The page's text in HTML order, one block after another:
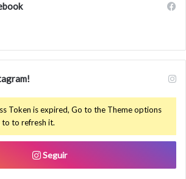
Token is expired, Go to the Theme options
to refresh it.
Seguir